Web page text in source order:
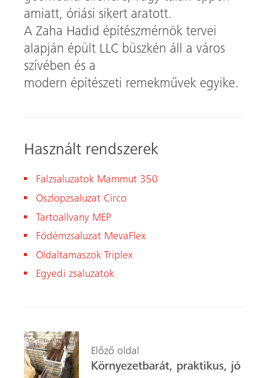
amiatt, óriási sikert aratott.
A Zaha Hadid építészmérnök tervei
alapján épült LLC büszkén áll a város
szívében és a
modern építészeti remekművek egyike.
Használt rendszerek
Falzsaluzatok Mammut 350
Oszlopzsaluzat Circo
Tartoallvany MEP
Födémzsaluzat MevaFlex
Oldaltamaszok Triplex
Egyedi zsaluzatok
Előző oldal
Környezetbarát, praktikus, jó